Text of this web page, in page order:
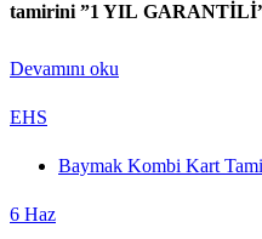
tamirini ”1 YIL
Devamını oku
EHS
Baymak Kombi Kart
6 Haz